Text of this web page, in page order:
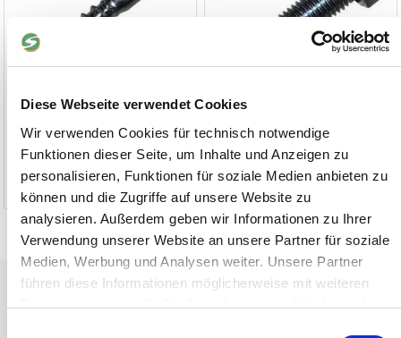
Diese Webseite verwendet Cookies
Wir verwenden Cookies für technisch notwendige
Funktionen dieser Seite, um Inhalte und Anzeigen zu
personalisieren, Funktionen für soziale Medien anbieten zu
können und die Zugriffe auf unsere Website zu
analysieren. Außerdem geben wir Informationen zu Ihrer
Verwendung unserer Website an unsere Partner für soziale
Medien, Werbung und Analysen weiter. Unsere Partner
führen diese Informationen möglicherweise mit weiteren
Daten zusammen, die Sie ihnen bereitgestellt haben oder
9,70 €
1-2 Werktage
23,90 €
1-2 Werktage
Tiere
Weideunterstand groß